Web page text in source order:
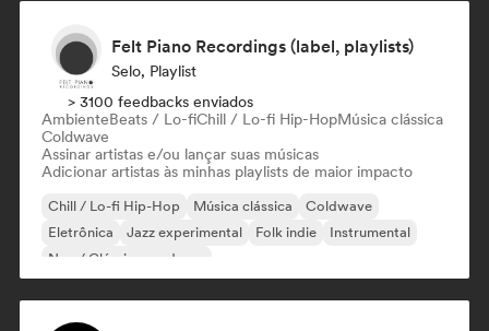
Felt Piano Recordings (label, playlists)
Selo, Playlist
> 3100 feedbacks enviados
AmbienteBeats / Lo-fiChill / Lo-fi Hip-HopMúsica clássica
Coldwave
Assinar artistas e/ou lançar suas músicas
Adicionar artistas às minhas playlists de maior impacto
Chill / Lo-fi Hip-Hop Música clássica
Coldwave
Eletrônica
Jazz experimental Folk indie
Instrumental
Neo / Clássico moderno